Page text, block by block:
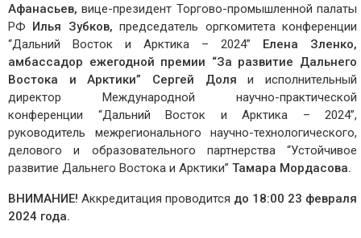
Афанасьев, вице-президент Торгово-промышленной палаты
РФ Илья Зубков, председатель оргкомитета конференции
“Дальний Восток и Арктика – 2024”
Елена Зленко,
амбассадор ежегодной премии “За развитие Дальнего
Востока и Арктики”
Сергей Доля и исполнительный
директор Международной научно-практической
конференции “Дальний Восток и Арктика – 2024”,
руководитель межрегионального научно-технологического,
делового и образовательного партнерства “Устойчивое
развитие Дальнего Востока и Арктики” Тамара Мордасова.
ВНИМАНИЕ! Аккредитация проводится до 18:00 23 февраля
2024 года.